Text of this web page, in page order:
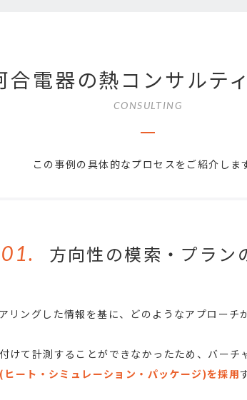
合電器の熱コンサルテ
CONSULTING
この事例の具体的なプロセスをご紹介しま
01. 方向性の模索・プラン
リングした情報を基に、どのようなアプローチ
けて計測することができなかったため、バー
ート・シミュレーション・パッケージ)を採用